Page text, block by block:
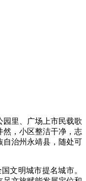
里、广场上市民载歌
然，小区整洁干净，志
治州永靖县，随处可
文明城市提名城市。